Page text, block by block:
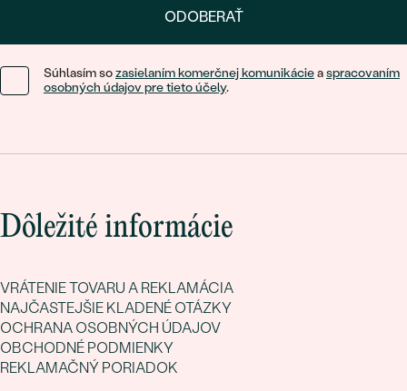
ODOBERAŤ
Súhlasím sozasielaním komerčnej komunikácieaspracovaním
osobných údajov pre tieto účely.
Dôležité informácie
VRÁTENIE TOVARU A REKLAMÁCIA
NAJČASTEJŠIE KLADENÉ OTÁZKY
OCHRANA OSOBNÝCH ÚDAJOV
OBCHODNÉ PODMIENKY
REKLAMAČNÝ PORIADOK